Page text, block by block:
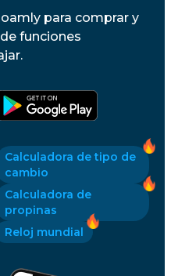
para comprar y
funciones
Calculadora de tipo de
cambio
Calculadora de
propinas
Reloj mundial